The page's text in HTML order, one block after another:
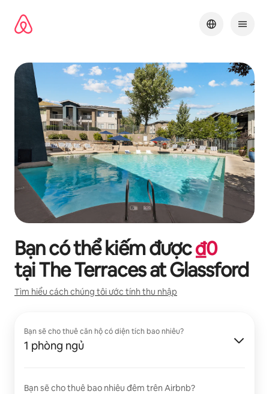
Bạn có thể kiếm được₫0
tạiThe Terraces at Glassford
Tìm hiểu cách chúng tôi ước tính thu nhập
Bạn sẽ cho thuê căn hộ có diện tích bao nhiêu?
1 phòng ngủ
Bạn sẽ cho thuê bao nhiêu đêm trên Airbnb?